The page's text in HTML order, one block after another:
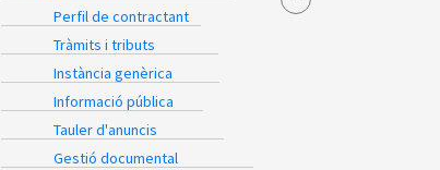
Perfil de contractant
Tràmits i tributs
Instància genèrica
Informació pública
Tauler d'anuncis
Gestió documental